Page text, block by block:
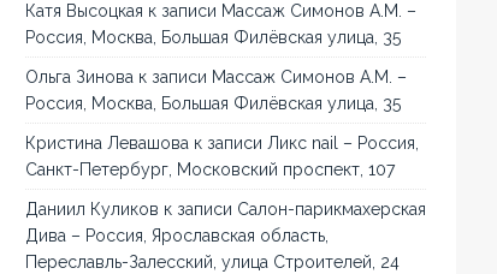
Катя Высоцкая к записи Массаж Симонов А.М. –
Россия, Москва, Большая Филёвская улица, 35
Ольга Зинова к записи Массаж Симонов А.М. –
Россия, Москва, Большая Филёвская улица, 35
Кристина Левашова к записиЛикс nail – Россия,
Санкт-Петербург, Московский проспект, 107
Даниил Куликов к записи Салон-парикмахерская
Дива – Россия, Ярославская область,
Переславль-Залесский, улица Строителей, 24